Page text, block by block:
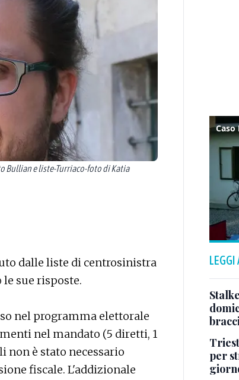
Bullian e liste-Turriaco-foto di Katia
dalle liste di centrosinistra
sue risposte.
nel programma elettorale
nel mandato (5 diretti, 1
non è stato necessario
fiscale. L'addizionale
LEGGI
per